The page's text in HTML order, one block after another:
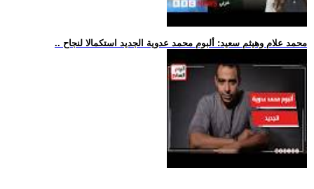
.. محمد علام وهيثم سعيد: ألبوم محمد عدوية الجديد استكمالا لنجاح